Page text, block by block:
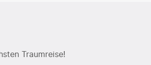
Traumreise!